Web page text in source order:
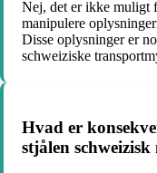
Nej, det er ikke muligt
manipulere
Disse oplysninger er
schweiziske
Hvad er
stjålen